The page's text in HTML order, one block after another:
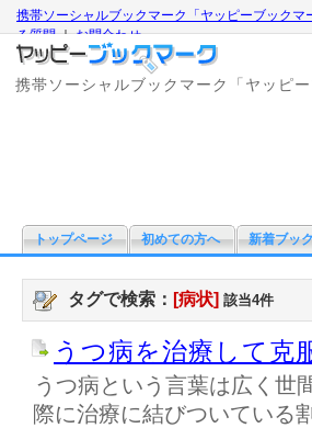
携帯ソーシャルブックマーク「ヤッピーブックマ
る質問｜お問合わせ
携帯ソーシャルブックマーク「ヤッピ
トップページ 初めての方へ 新着ブッ
タグで検索： [病状] 該当4件
うつ病を治療して克
うつ病という言葉は広く世
際に治療に結びついている